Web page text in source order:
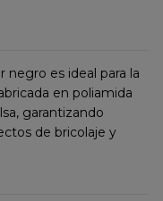
negro es ideal para la
en poliamida
garantizando
de bricolaje y